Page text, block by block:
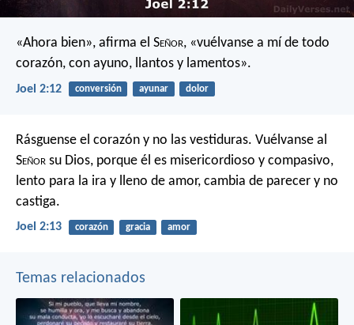
«Ahora bien», afirma el Señor, «vuélvanse a mí de todo
corazón, con ayuno, llantos y lamentos».
Joel 2:12 conversión ayunar dolor
Rásguense el corazón y no las vestiduras. Vuélvanse al
Señor su Dios, porque él es misericordioso y compasivo,
lento para la ira y lleno de amor, cambia de parecer y no
castiga.
Joel 2:13 corazón gracia amor
Temas relacionados